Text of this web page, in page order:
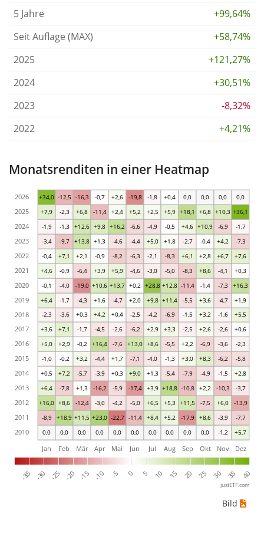
5 Jahre
+99,64%
Seit Auflage (MAX)
+58,74%
2025
+121,27%
2024
+30,51%
2023
-8,32%
2022
+4,21%
Monatsrenditen in einer Heatmap
0,0 0,0 0,0 0,0 0,0 0,0 0,0 0,0 0,0 0,0 -1,2 +5,7
-8,9 +18,9 +11,5 +23,0 -22,7 -11,4 +8,4 +5,2 -17,9 +8,6 -3,9 -7,7
+16,0 +8,6 -12,4 -3,0 -4,2 -5,0 +6,5 +5,3 +11,5 -7,5 +6,0 -13,9
+6,4 -7,8 +1,3 -16,2 -5,9 -17,4 +3,9 +18,8 -10,8 +2,2 -10,3 -3,7
+0,5 +7,2 -5,7 -3,9 +0,3 +9,0 +1,3 -5,4 -7,9 -4,9 -1,5 +2,8
-1,0 -0,2 +3,2 -4,4 +1,7 -7,1 -4,0 -1,3 +3,0 +8,3 -6,2 -5,8
+5,0 +2,9 -0,2 +16,4 -7,6 +13,0 +8,6 -5,5 +2,2 -6,9 -3,6 -2,3
+3,6 +7,1 -1,7 -4,5 -2,6 -6,2 +2,9 +3,3 -2,5 +2,6 -2,6 +0,6
-2,3 -3,6 +0,3 +4,2 +0,4 -2,5 -4,2 -6,9 -1,5 +3,2 -1,6 +5,5
+6,4 -1,7 -4,3 +1,6 -4,7 +2,0 +9,8 +11,4 -5,5 +3,6 -4,7 +1,9
-0,1 -4,0 -19,0 +10,6 +13,7 +0,2 +28,8 +12,8 -11,4 -1,4 -7,3 +16,3
+4,6 -0,9 -6,4 +3,9 +5,9 -4,6 -3,0 -5,0 -8,3 +8,6 -4,1 +0,3
-0,4 +7,1 +2,1 -0,9 -8,2 -6,3 -2,1 -8,3 +6,1 +2,8 +6,7 +7,6
-3,4 -9,7 +13,8 +1,3 -4,6 -4,4 +5,0 +1,8 -2,7 -0,4 +4,2 -7,3
-1,9 -1,3 +12,6 +9,8 +16,2 -6,6 -4,9 -0,5 +4,6 +10,9 -6,9 -1,7
+7,9 -2,3 +6,8 -11,4 +2,4 +5,2 +2,5 +5,9 +18,1 +6,8 +10,3 +36,1
+34,0 -12,5 -16,3 -0,7 +2,6 -19,8 -1,8 +0,4 0,0 0,0 0,0 0,0
-35 -30 -25 -20 -15 -10 -5 0 5 10 15 20 25 30 35 40
Jan Feb Mär Apr Mai Jun Jul Aug Sep Okt Nov Dez
2010
2011
2012
2013
2014
2015
2016
2017
2018
2019
2020
2021
2022
2023
2024
2025
2026
justETF.com
Bild